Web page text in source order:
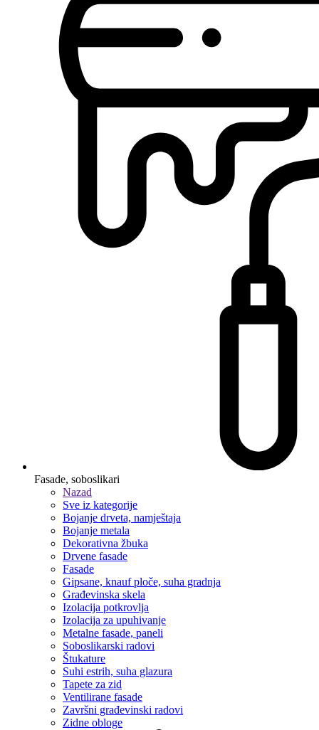
Fasade, soboslikari
Nazad
Sve iz kategorije
Bojanje drveta, namještaja
Bojanje metala
Dekorativna žbuka
Drvene fasade
Fasade
Gipsane, knauf ploče, suha gradnja
Građevinska skela
Izolacija potkrovlja
Izolacija za upuhivanje
Metalne fasade, paneli
Soboslikarski radovi
Štukature
Suhi estrih, suha glazura
Tapete za zid
Ventilirane fasade
Završni građevinski radovi
Zidne obloge